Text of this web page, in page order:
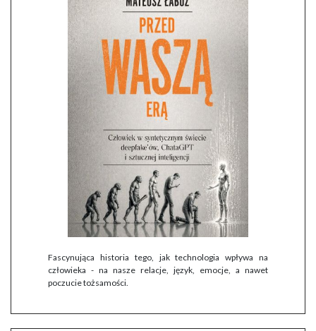
Fascynująca historia tego, jak technologia wpływa na
człowieka - na nasze relacje, język, emocje, a nawet
poczucie tożsamości.